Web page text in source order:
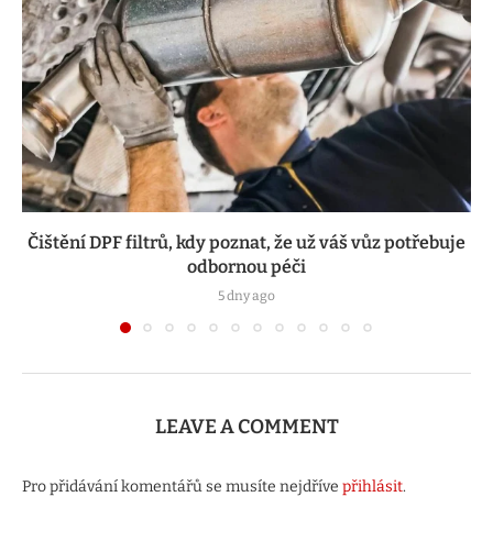
Čištění DPF filtrů, kdy poznat, že už váš vůz potřebuje
odbornou péči
5 dny ago
LEAVE A COMMENT
Pro přidávání komentářů se musíte nejdříve přihlásit.